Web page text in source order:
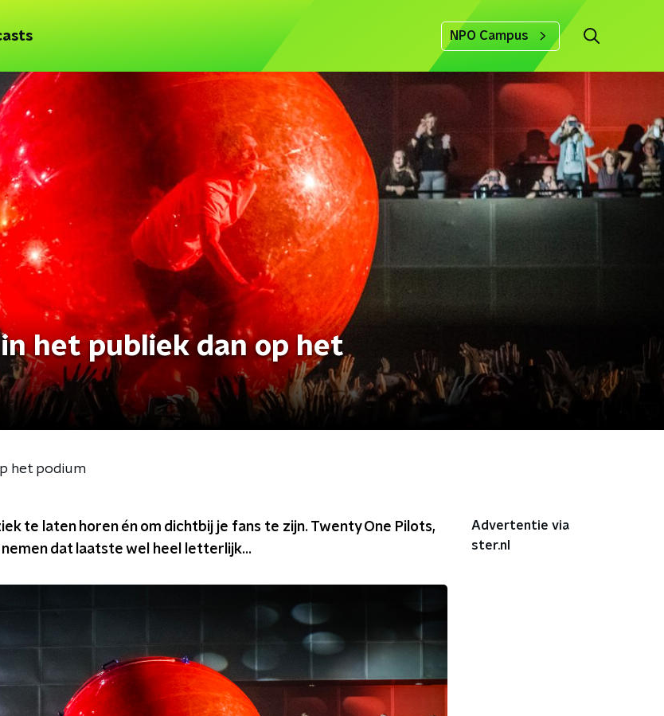
NPO Campus
het publiek dan op het
het podium
te laten horen én om dichtbij je fans te zijn. Twenty One Pilots,
nemen dat laatste wel heel letterlijk...
Advertentie via
ster.nl